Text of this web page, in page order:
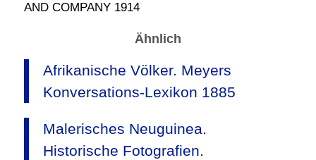
AND COMPANY 1914
Ähnlich
Afrikanische Völker. Meyers
Konversations-Lexikon 1885
Malerisches Neuguinea.
Historische Fotografien.